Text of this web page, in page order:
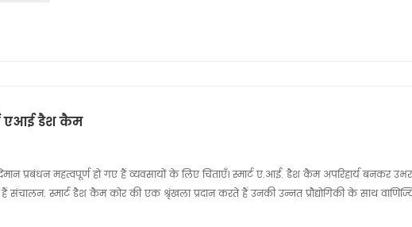
एआई डैश कैम
प्रबंधन महत्वपूर्ण हो गए हैं व्यवसायों के लिए चिंताएँ। स्मार्ट ए.आई. डैश कैम अपरिहार्य बनकर
स्मार्ट डैश कैम कोर की एक श्रृंखला प्रदान करते हैं उनकी उन्नत प्रौद्योगिकी के साथ